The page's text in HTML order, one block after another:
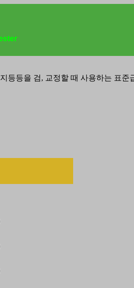
등등을 검, 교정할 때 사용하는 표준